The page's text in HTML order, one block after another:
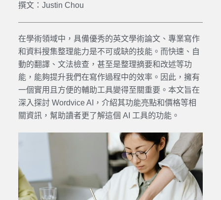
撰文：Justin Chou
在學術領域中，具備優秀的英文學術論文、專業寫作
和資料搜集整理能力是不可或缺的技能。而快速、自
動的翻譯、文法檢查，甚至是整理摘要和改述等功
能，能夠提升我們在寫作過程中的效率。因此，擁有
一個實用且方便的輔助工具變得至關重要。本文旨在
深入探討 Wordvice AI ，介紹其功能亮點和價格等相
關資訊，幫助讀者更了解這個 AI 工具的功能。